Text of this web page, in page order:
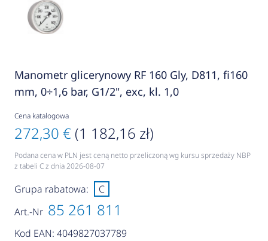
Manometr glicerynowy RF 160 Gly, D811, fi160
mm, 0÷1,6 bar, G1/2", exc, kl. 1,0
Cena katalogowa
272,30 € (1 182,16 zł)
Podana cena w PLN jest ceną netto przeliczoną wg kursu sprzedaży NBP
z tabeli C z dnia 2026-08-07
Art.-Nr 85 261 811
Kod EAN: 4049827037789
Grupa rabatowa: C